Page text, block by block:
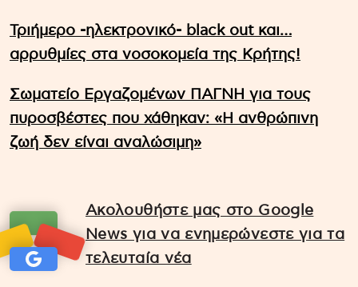
Τριήμερο -ηλεκτρονικό- black out και…
αρρυθμίες στα νοσοκομεία της Κρήτης!
Σωματείο Εργαζομένων ΠΑΓΝΗ για τους
πυροσβέστες που χάθηκαν: «Η ανθρώπινη
ζωή δεν είναι αναλώσιμη»
Ακολουθήστε μας στο Google
News για να ενημερώνεστε για τα
τελευταία νέα